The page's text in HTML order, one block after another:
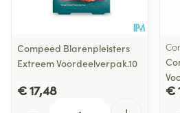
Compeed Blarenpleisters
Extreem Voordeelverpak.10
€ 17,48 €